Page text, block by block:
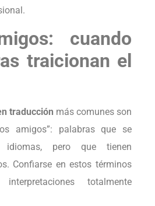
cuando
traicionan el
traducción más comunes son
amigos”: palabras que se
pero que tienen
Confiarse en estos términos
totalmente